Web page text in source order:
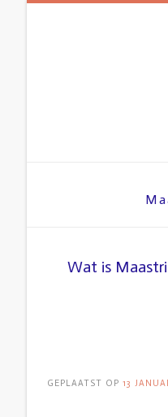
Wat is
GEPLAATST OP 13